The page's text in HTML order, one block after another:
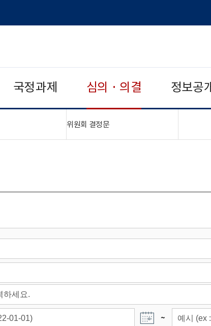
국정과제 심의 · 의결 정보공
위원회 결정문"접기,펼치기"
~